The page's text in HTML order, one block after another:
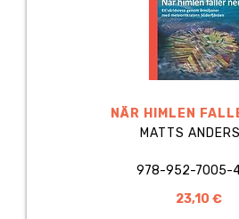
NÄR HIMLEN
MATTS
978-952-7005-
23,10 €